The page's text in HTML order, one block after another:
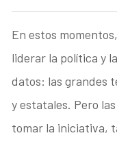
En estos
liderar la política y
datos: las grandes
y estatales. Pero
tomar la iniciativa,